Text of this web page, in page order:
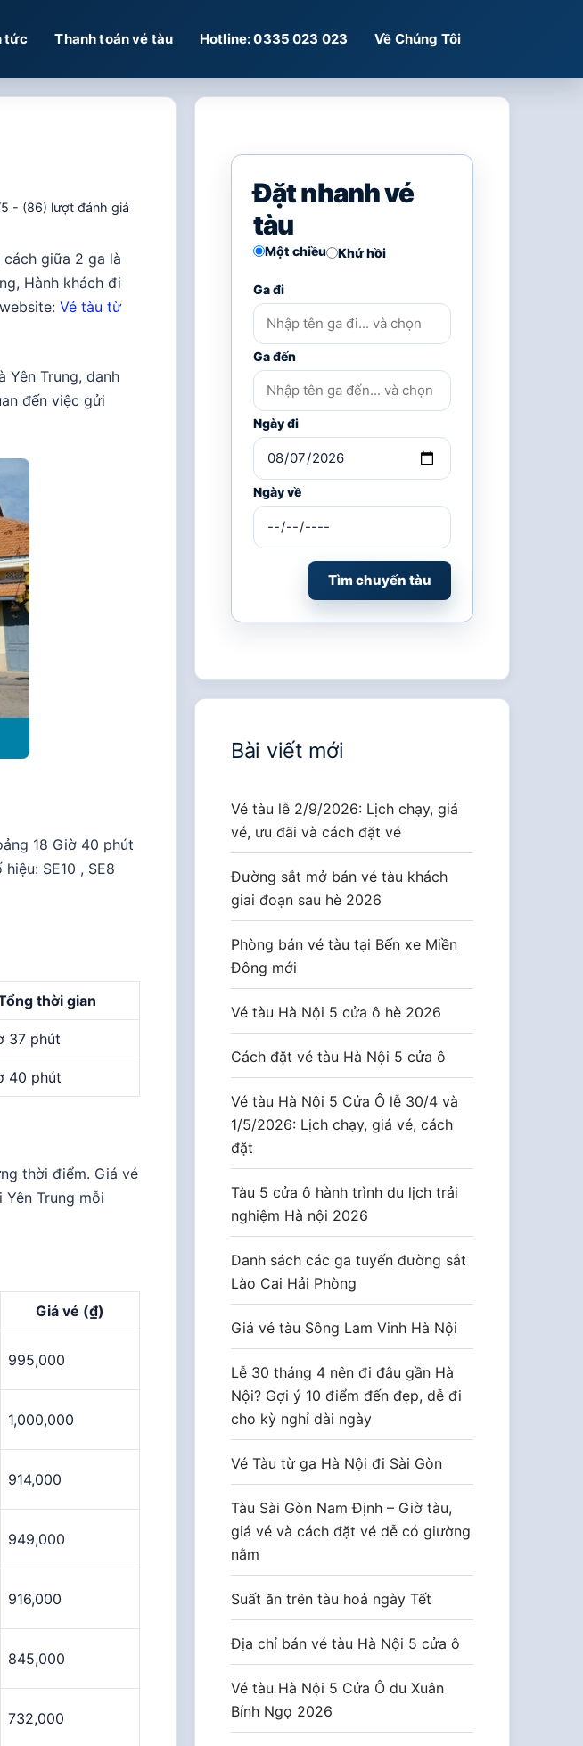
tức Thanh toán vé tàu Hotline: 0335 023 023 Về Chúng Tôi
- (86) lượt đánh giá
giữa 2 ga là
Hành khách đi
Vé tàu từ
Yên Trung, danh
đến việc gửi
18 Giờ 40 phút
hiệu: SE10 , SE8
thời gian
37 phút
40 phút
thời điểm. Giá vé
Trung mỗi
Giá vé (₫)
995,000
1,000,000
914,000
949,000
916,000
845,000
732,000
Đặt nhanh vé
tàu
Một chiều Khứ hồi
Ga đi
Ga đến
Ngày đi
Ngày về
Tìm chuyến tàu
Bài viết mới
Vé tàu lễ 2/9/2026: Lịch chạy, giá
vé, ưu đãi và cách đặt vé
Đường sắt mở bán vé tàu khách
giai đoạn sau hè 2026
Phòng bán vé tàu tại Bến xe Miền
Đông mới
Vé tàu Hà Nội 5 cửa ô hè 2026
Cách đặt vé tàu Hà Nội 5 cửa ô
Vé tàu Hà Nội 5 Cửa Ô lễ 30/4 và
1/5/2026: Lịch chạy, giá vé, cách
đặt
Tàu 5 cửa ô hành trình du lịch trải
nghiệm Hà nội 2026
Danh sách các ga tuyến đường sắt
Lào Cai Hải Phòng
Giá vé tàu Sông Lam Vinh Hà Nội
Lễ 30 tháng 4 nên đi đâu gần Hà
Nội? Gợi ý 10 điểm đến đẹp, dễ đi
cho kỳ nghỉ dài ngày
Vé Tàu từ ga Hà Nội đi Sài Gòn
Tàu Sài Gòn Nam Định – Giờ tàu,
giá vé và cách đặt vé dễ có giường
nằm
Suất ăn trên tàu hoả ngày Tết
Địa chỉ bán vé tàu Hà Nội 5 cửa ô
Vé tàu Hà Nội 5 Cửa Ô du Xuân
Bính Ngọ 2026